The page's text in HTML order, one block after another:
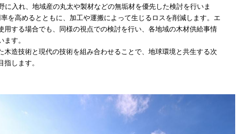
に入れ、地域産の丸太や製材などの無垢材を優先した検討を行いま
を高めるとともに、加工や運搬によって生じるロスを削減します。エ
用する場合でも、同様の視点での検討を行い、各地域の木材供給事情
す。
木造技術と現代の技術を組み合わせることで、地球環境と共生する次
します。